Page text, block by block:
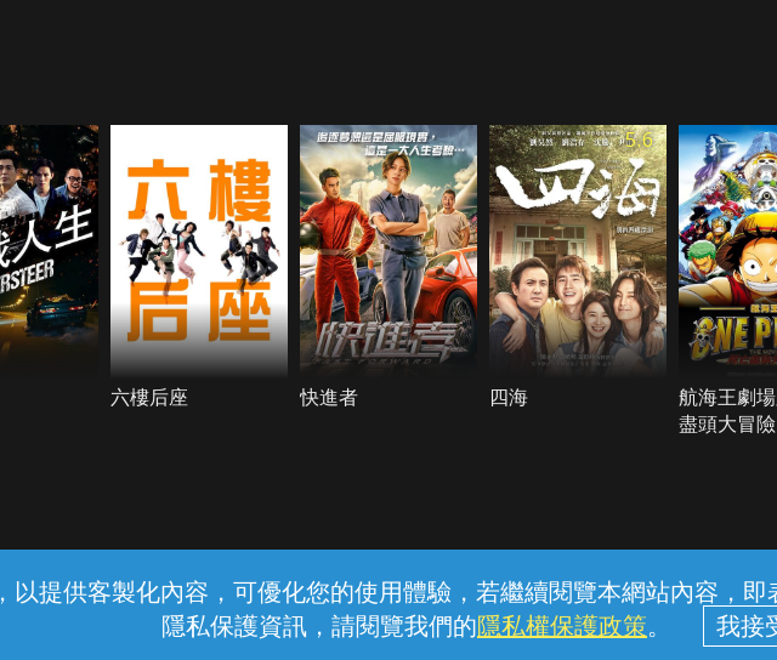
以提供客製化內容，可優化您的使用體驗，若繼續閱覽本網站內容，
隱私保護資訊，請閱覽我們的隱私權保護政策。
六樓后座 快進者
5.6
四海
航海王劇
盡頭大冒險
線上客服 服務條款 隱私權保護
中華電信股份有限公司個人家庭分公司 (統一編號：96979949) © 2026